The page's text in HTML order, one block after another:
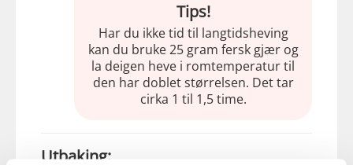
Tips!
Har du ikke tid til langtidsheving
kan du bruke 25 gram fersk gjær og
la deigen heve i romtemperatur til
den har doblet størrelsen. Det tar
cirka 1 til 1,5 time.
Utbaking: